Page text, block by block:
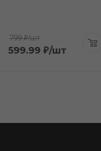
799 ₽/шт
599.99 ₽/шт